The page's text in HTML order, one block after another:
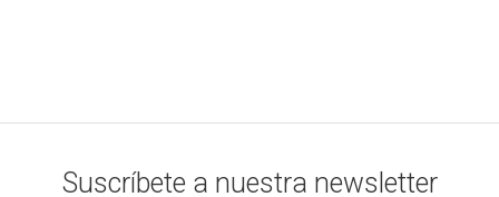
Suscríbete a nuestra newsletter